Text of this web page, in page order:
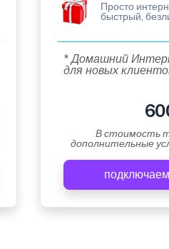
Просто
быстрый,
* Домашний
для новых
В стоимость
дополнительные